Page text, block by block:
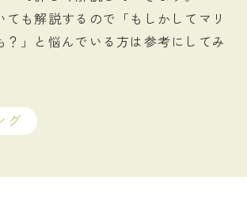
ても解説するので「もしかしてマリ
？」と悩んでいる方は参考にしてみ
グ